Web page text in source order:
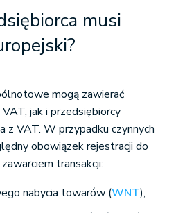
musi
mogą zawierać
jak i przedsiębiorcy
z VAT. W przypadku czynnych
obowiązek rejestracji do
transakcji:
nabycia towarów (WNT),